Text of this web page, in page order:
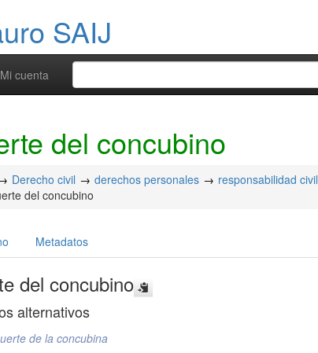
SAIJ
Mi cuenta
del concubino
Derecho civil derechos personales responsabilidad civil
del concubino
Metadatos
del concubino
alternativos
de la concubina